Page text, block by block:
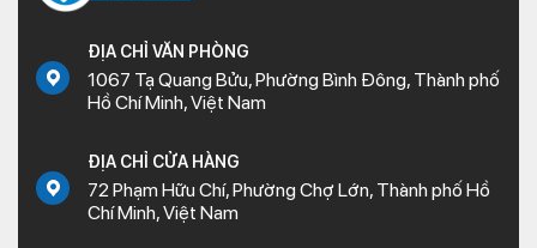
ĐỊA CHỈ VĂN PHÒNG
1067 Tạ Quang Bửu, Phường Bình Đông, Thành phố
Hồ Chí Minh, Việt Nam
ĐỊA CHỈ CỬA HÀNG
72 Phạm Hữu Chí, Phường Chợ Lớn, Thành phố Hồ
Chí Minh, Việt Nam